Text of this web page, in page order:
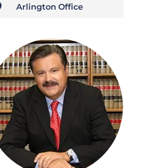
Arlington Office